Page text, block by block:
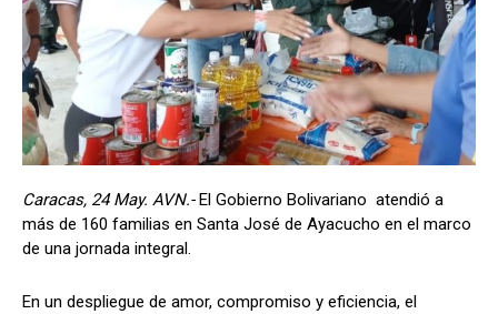
Caracas, 24 May. AVN.-El Gobierno Bolivariano atendió a
más de 160 familias en Santa José de Ayacucho en el marco
de una jornada integral.
En un despliegue de amor, compromiso y eficiencia, el